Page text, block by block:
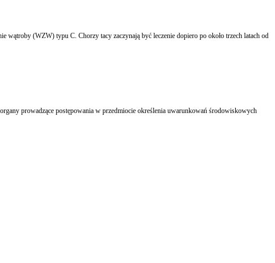
wątroby (WZW) typu C. Chorzy tacy zaczynają być leczenie dopiero po około trzech latach od
prowadzące postępowania w przedmiocie określenia uwarunkowań środowiskowych